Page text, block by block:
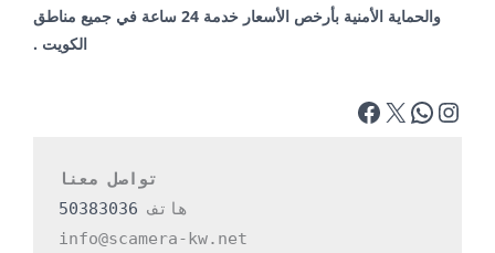
والحماية الأمنية بأرخص الأسعار خدمة 24 ساعة في جميع مناطق
الكويت .
تواصل معنا
هاتف 50383036
info@scamera-kw.net